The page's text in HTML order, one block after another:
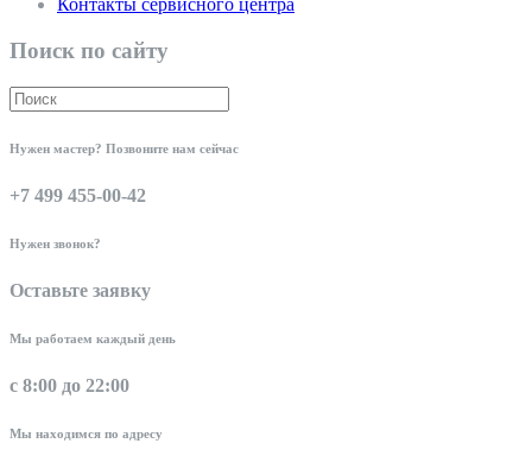
Контакты сервисного центра
Поиск по сайту
Нужен мастер? Позвоните нам сейчас
+7 499 455-00-42
Нужен звонок?
Оставьте заявку
Мы работаем каждый день
с 8:00 до 22:00
Мы находимся по адресу